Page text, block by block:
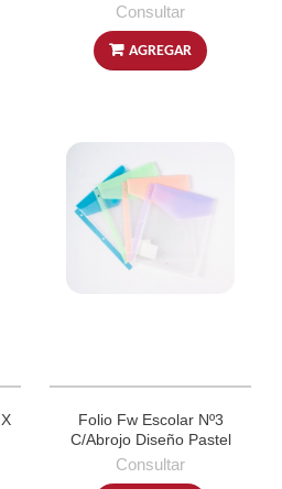
Consultar
AGREGAR
Folio Fw Escolar Nº3
C/Abrojo Diseño Pastel
Consultar